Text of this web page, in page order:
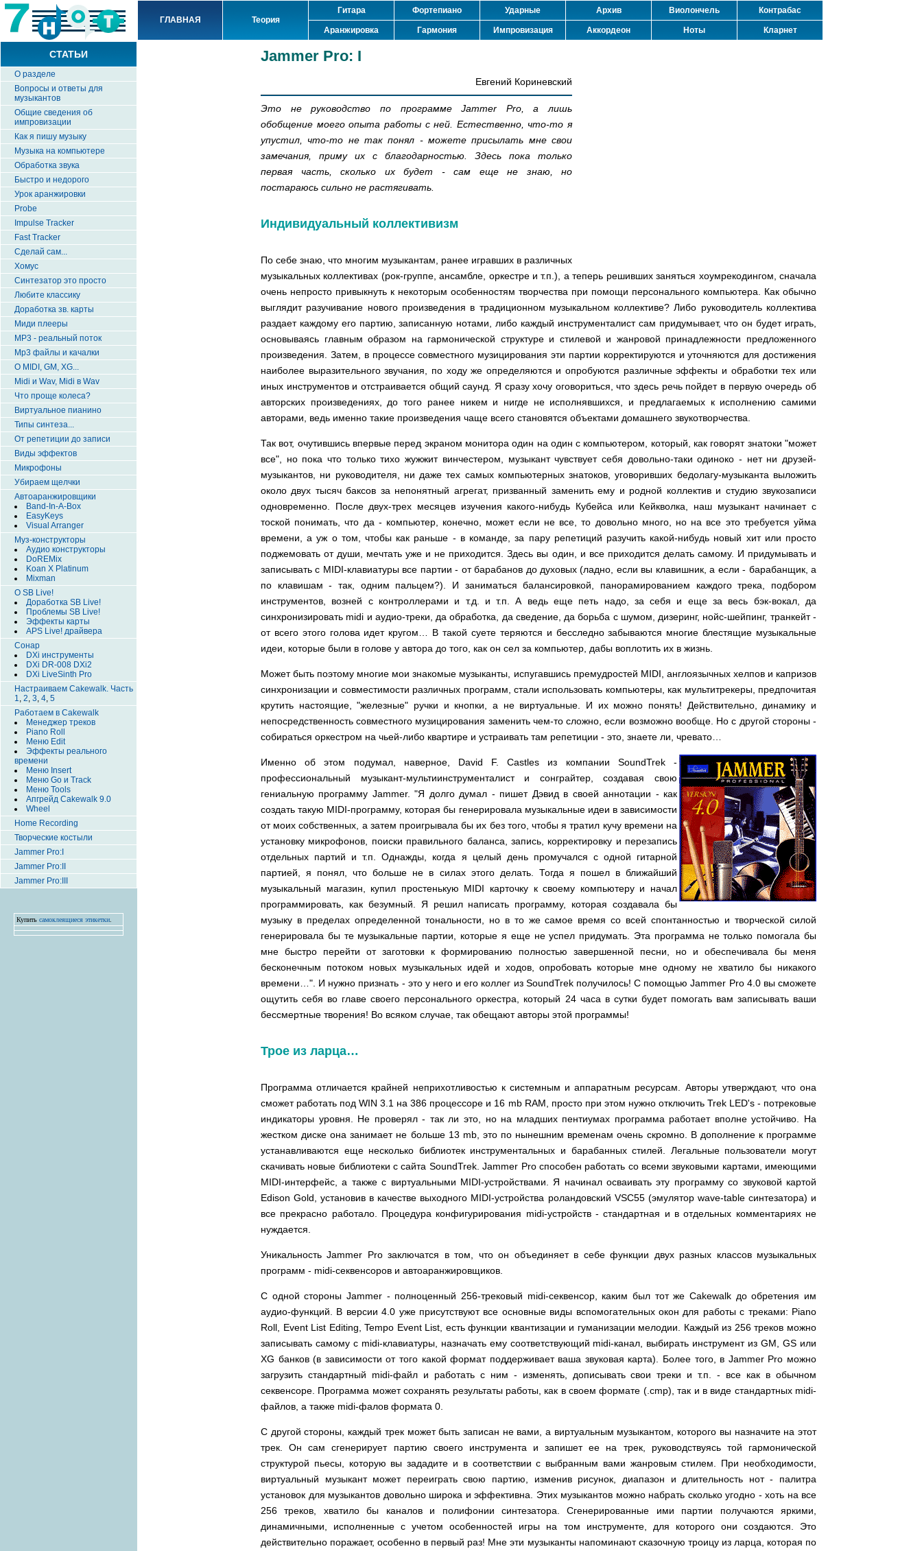
ГЛАВНАЯ Теория
Гитара Фортепиано Ударные Архив Виолончель Контрабас
Аранжировка Гармония Импровизация Аккордеон Ноты Кларнет
СТАТЬИ
О разделе
Вопросы и ответы для
музыкантов
Общие сведения об
импровизации
Как я пишу музыку
Музыка на компьютере
Обработка звука
Быстро и недорого
Урок аранжировки
Probe
Impulse Tracker
Fast Tracker
Сделай сам...
Хомус
Синтезатор это просто
Любите классику
Доработка зв. карты
Миди плееры
MP3 - реальный поток
Mp3 файлы и качалки
О MIDI, GM, XG...
Midi и Wav, Midi в Wav
Что проще колеса?
Виртуальное пианино
Типы синтеза...
От репетиции до записи
Виды эффектов
Микрофоны
Убираем щелчки
Автоаранжировщики
Band-In-A-Box
EasyKeys
Visual Arranger
Муз-конструкторы
Аудио конструкторы
DoREMix
Koan X Platinum
Mixman
О SB Live!
Доработка SB Live!
Проблемы SB Live!
Эффекты карты
APS Live! драйвера
Сонар
DXi инструменты
DXi DR-008 DXi2
DXi LiveSinth Pro
Настраиваем Cakewalk. Часть
1, 2, 3, 4, 5
Работаем в Cakewalk
Менеджер треков
Piano Roll
Меню Edit
Эффекты реального
времени
Меню Insert
Меню Go и Track
Меню Tools
Апгрейд Cakewalk 9.0
Wheel
Home Recording
Творческие костыли
Jammer Pro:I
Jammer Pro:II
Jammer Pro:III
Купить самоклеящиеся этикетки
Jammer Pro: I
Евгений Кориневский
Это не руководство по программе Jammer Pro, а лишь
обобщение моего опыта работы с ней. Естественно, что-то я
упустил, что-то не так понял - можете присылать мне свои
замечания, приму их с благодарностью. Здесь пока только
первая часть, сколько их будет - сам еще не знаю, но
постараюсь сильно не растягивать.
Индивидуальный коллективизм
По себе знаю, что многим музыкантам, ранее игравших в различных
музыкальных коллективах (рок-группе, ансамбле, оркестре и т.п.), а теперь решивших заняться хоумрекодингом, сначала
очень непросто привыкнуть к некоторым особенностям творчества при помощи персонального компьютера. Как обычно
выглядит разучивание нового произведения в традиционном музыкальном коллективе? Либо руководитель коллектива
раздает каждому его партию, записанную нотами, либо каждый инструменталист сам придумывает, что он будет играть,
основываясь главным образом на гармонической структуре и стилевой и жанровой принадлежности предложенного
произведения. Затем, в процессе совместного музицирования эти партии корректируются и уточняются для достижения
наиболее выразительного звучания, по ходу же определяются и опробуются различные эффекты и обработки тех или
иных инструментов и отстраивается общий саунд. Я сразу хочу оговориться, что здесь речь пойдет в первую очередь об
авторских произведениях, до того ранее никем и нигде не исполнявшихся, и предлагаемых к исполнению самими
авторами, ведь именно такие произведения чаще всего становятся объектами домашнего звукотворчества.
Так вот, очутившись впервые перед экраном монитора один на один с компьютером, который, как говорят знатоки "может
все", но пока что только тихо жужжит винчестером, музыкант чувствует себя довольно-таки одиноко - нет ни друзей-
музыкантов, ни руководителя, ни даже тех самых компьютерных знатоков, уговоривших бедолагу-музыканта выложить
около двух тысяч баксов за непонятный агрегат, призванный заменить ему и родной коллектив и студию звукозаписи
одновременно. После двух-трех месяцев изучения какого-нибудь Кубейса или Кейкволка, наш музыкант начинает с
тоской понимать, что да - компьютер, конечно, может если не все, то довольно много, но на все это требуется уйма
времени, а уж о том, чтобы как раньше - в команде, за пару репетиций разучить какой-нибудь новый хит или просто
поджемовать от души, мечтать уже и не приходится. Здесь вы один, и все приходится делать самому. И придумывать и
записывать с MIDI-клавиатуры все партии - от барабанов до духовых (ладно, если вы клавишник, а если - барабанщик, а
по клавишам - так, одним пальцем?). И заниматься балансировкой, панорамированием каждого трека, подбором
инструментов, возней с контроллерами и т.д. и т.п. А ведь еще петь надо, за себя и еще за весь бэк-вокал, да
синхронизировать midi и аудио-треки, да обработка, да сведение, да борьба с шумом, дизеринг, нойс-шейпинг, транкейт -
от всего этого голова идет кругом… В такой суете теряются и бесследно забываются многие блестящие музыкальные
идеи, которые были в голове у автора до того, как он сел за компьютер, дабы воплотить их в жизнь.
Может быть поэтому многие мои знакомые музыканты, испугавшись премудростей MIDI, англоязычных хелпов и капризов
синхронизации и совместимости различных программ, стали использовать компьютеры, как мультитрекеры, предпочитая
крутить настоящие, "железные" ручки и кнопки, а не виртуальные. И их можно понять! Действительно, динамику и
непосредственность совместного музицирования заменить чем-то сложно, если возможно вообще. Но с другой стороны -
собираться оркестром на чьей-либо квартире и устраивать там репетиции - это, знаете ли, чревато…
Именно об этом подумал, наверное, David F. Castles из компании SoundTrek -
профессиональный музыкант-мультиинструменталист и сонграйтер, создавая свою
гениальную программу Jammer. "Я долго думал - пишет Дэвид в своей аннотации - как
создать такую MIDI-программу, которая бы генерировала музыкальные идеи в зависимости
от моих собственных, а затем проигрывала бы их без того, чтобы я тратил кучу времени на
установку микрофонов, поиски правильного баланса, запись, корректировку и перезапись
отдельных партий и т.п. Однажды, когда я целый день промучался с одной гитарной
партией, я понял, что больше не в силах этого делать. Тогда я пошел в ближайший
музыкальный магазин, купил простенькую MIDI карточку к своему компьютеру и начал
программировать, как безумный. Я решил написать программу, которая создавала бы
музыку в пределах определенной тональности, но в то же самое время со всей спонтанностью и творческой силой
генерировала бы те музыкальные партии, которые я еще не успел придумать. Эта программа не только помогала бы
мне быстро перейти от заготовки к формированию полностью завершенной песни, но и обеспечивала бы меня
бесконечным потоком новых музыкальных идей и ходов, опробовать которые мне одному не хватило бы никакого
времени…". И нужно признать - это у него и его коллег из SoundTrek получилось! С помощью Jammer Pro 4.0 вы сможете
ощутить себя во главе своего персонального оркестра, который 24 часа в сутки будет помогать вам записывать ваши
бессмертные творения! Во всяком случае, так обещают авторы этой программы!
Трое из ларца…
Программа отличается крайней неприхотливостью к системным и аппаратным ресурсам. Авторы утверждают, что она
сможет работать под WIN 3.1 на 386 процессоре и 16 mb RAM, просто при этом нужно отключить Trek LED's - потрековые
индикаторы уровня. Не проверял - так ли это, но на младших пентиумах программа работает вполне устойчиво. На
жестком диске она занимает не больше 13 mb, это по нынешним временам очень скромно. В дополнение к программе
устанавливаются еще несколько библиотек инструментальных и барабанных стилей. Легальные пользователи могут
скачивать новые библиотеки с сайта SoundTrek. Jammer Pro способен работать со всеми звуковыми картами, имеющими
MIDI-интерфейс, а также с виртуальными MIDI-устройствами. Я начинал осваивать эту программу со звуковой картой
Edison Gold, установив в качестве выходного MIDI-устройства роландовский VSC55 (эмулятор wave-table синтезатора) и
все прекрасно работало. Процедура конфигурирования midi-устройств - стандартная и в отдельных комментариях не
нуждается.
Уникальность Jammer Pro заключатся в том, что он объединяет в себе функции двух разных классов музыкальных
программ - midi-секвенсоров и автоаранжировщиков.
С одной стороны Jammer - полноценный 256-трековый midi-секвенсор, каким был тот же Cakewalk до обретения им
аудио-функций. В версии 4.0 уже присутствуют все основные виды вспомогательных окон для работы с треками: Piano
Roll, Event List Editing, Tempo Event List, есть функции квантизации и гуманизации мелодии. Каждый из 256 треков можно
записывать самому с midi-клавиатуры, назначать ему соответствующий midi-канал, выбирать инструмент из GM, GS или
XG банков (в зависимости от того какой формат поддерживает ваша звуковая карта). Более того, в Jammer Pro можно
загрузить стандартный midi-файл и работать с ним - изменять, дописывать свои треки и т.п. - все как в обычном
секвенсоре. Программа может сохранять результаты работы, как в своем формате (.cmp), так и в виде стандартных midi-
файлов, а также midi-фалов формата 0.
С другой стороны, каждый трек может быть записан не вами, а виртуальным музыкантом, которого вы назначите на этот
трек. Он сам сгенерирует партию своего инструмента и запишет ее на трек, руководствуясь той гармонической
структурой пьесы, которую вы зададите и в соответствии с выбранным вами жанровым стилем. При необходимости,
виртуальный музыкант может переиграть свою партию, изменив рисунок, диапазон и длительность нот - палитра
установок для музыкантов довольно широка и эффективна. Этих музыкантов можно набрать сколько угодно - хоть на все
256 треков, хватило бы каналов и полифонии синтезатора. Сгенерированные ими партии получаются яркими,
динамичными, исполненные с учетом особенностей игры на том инструменте, для которого они создаются. Это
действительно поражает, особенно в первый раз! Мне эти музыканты напоминают сказочную троицу из ларца, которая по